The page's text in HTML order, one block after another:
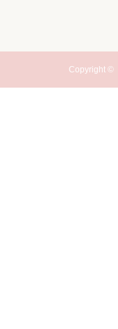
Copyright ©